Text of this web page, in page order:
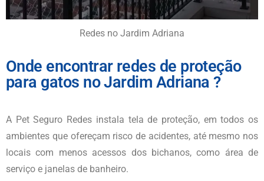
Redes no Jardim Adriana
Onde encontrar redes de proteção
para gatos no Jardim Adriana ?
A Pet Seguro Redes instala tela de proteção, em todos os
ambientes que ofereçam risco de acidentes, até mesmo nos
locais com menos acessos dos bichanos, como área de
serviço e janelas de banheiro.